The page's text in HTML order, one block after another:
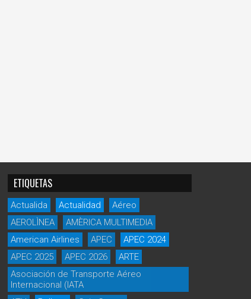
ETIQUETAS
Actualida Actualidad
Aéreo
AEROLÌNEA
AMÈRICA MULTIMEDIA
American Airlines
APEC
APEC 2024
APEC 2025
APEC 2026
ARTE
Asociación de Transporte Aéreo
Internacional (IATA